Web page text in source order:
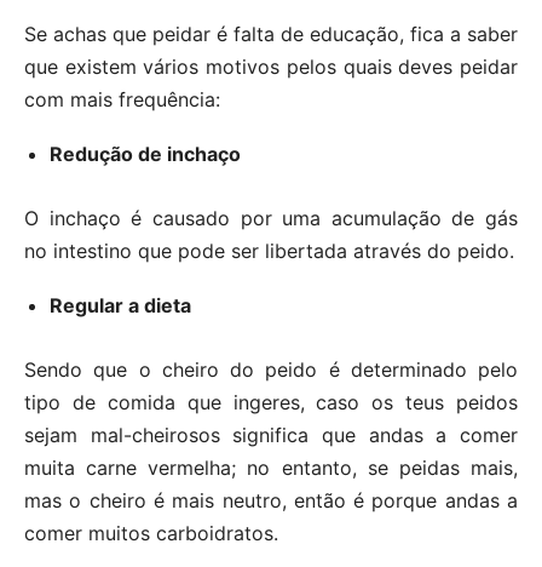
Se achas que peidar é falta de educação, fica a saber
que existem vários motivos pelos quais deves peidar
com mais frequência:
Redução de inchaço
O inchaço é causado por uma acumulação de gás
no intestino que pode ser libertada através do peido.
Regular a dieta
Sendo que o cheiro do peido é determinado pelo
tipo de comida que ingeres, caso os teus peidos
sejam mal-cheirosos significa que andas a comer
muita carne vermelha; no entanto, se peidas mais,
mas o cheiro é mais neutro, então é porque andas a
comer muitos carboidratos.